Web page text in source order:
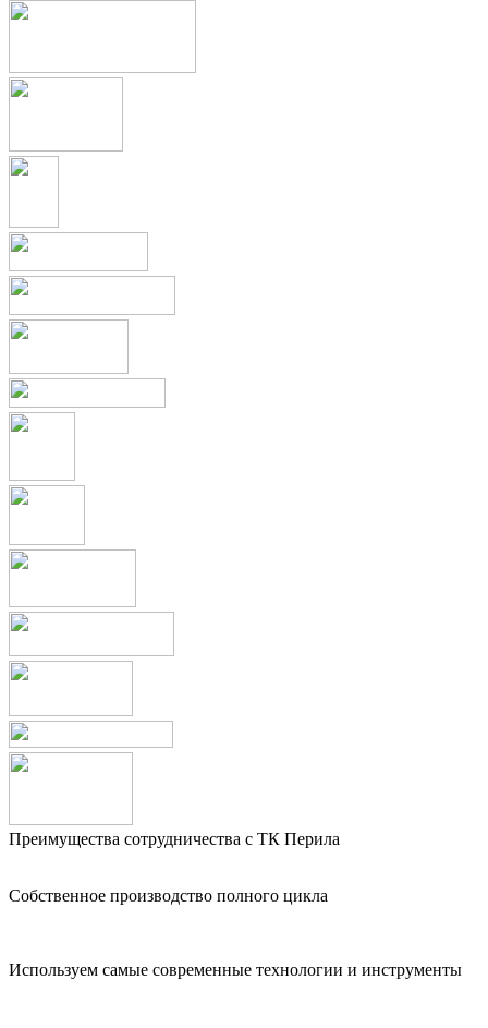
Преимущества сотрудничества с ТК Перила
Собственное производство полного цикла
Используем самые современные технологии и инструменты